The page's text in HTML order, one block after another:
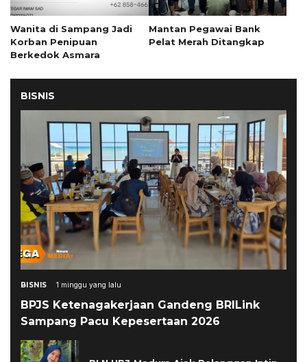
Wanita di Sampang Jadi
Korban Penipuan
Berkedok Asmara
Mantan Pegawai Bank
Pelat Merah Ditangkap
BISNIS
BISNIS 1 minggu yang lalu
BPJS Ketenagakerjaan Gandeng BRILink
Sampang Pacu Kepesertaan 2026